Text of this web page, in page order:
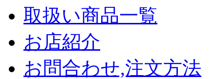
取扱い商品一覧
お店紹介
お問合わせ,注文方法